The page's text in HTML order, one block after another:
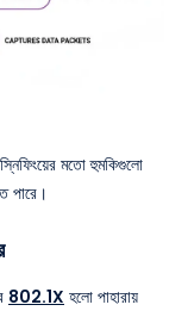
মতো হুমকিগুলো
পারে।
802.1X হলো পাহারায়